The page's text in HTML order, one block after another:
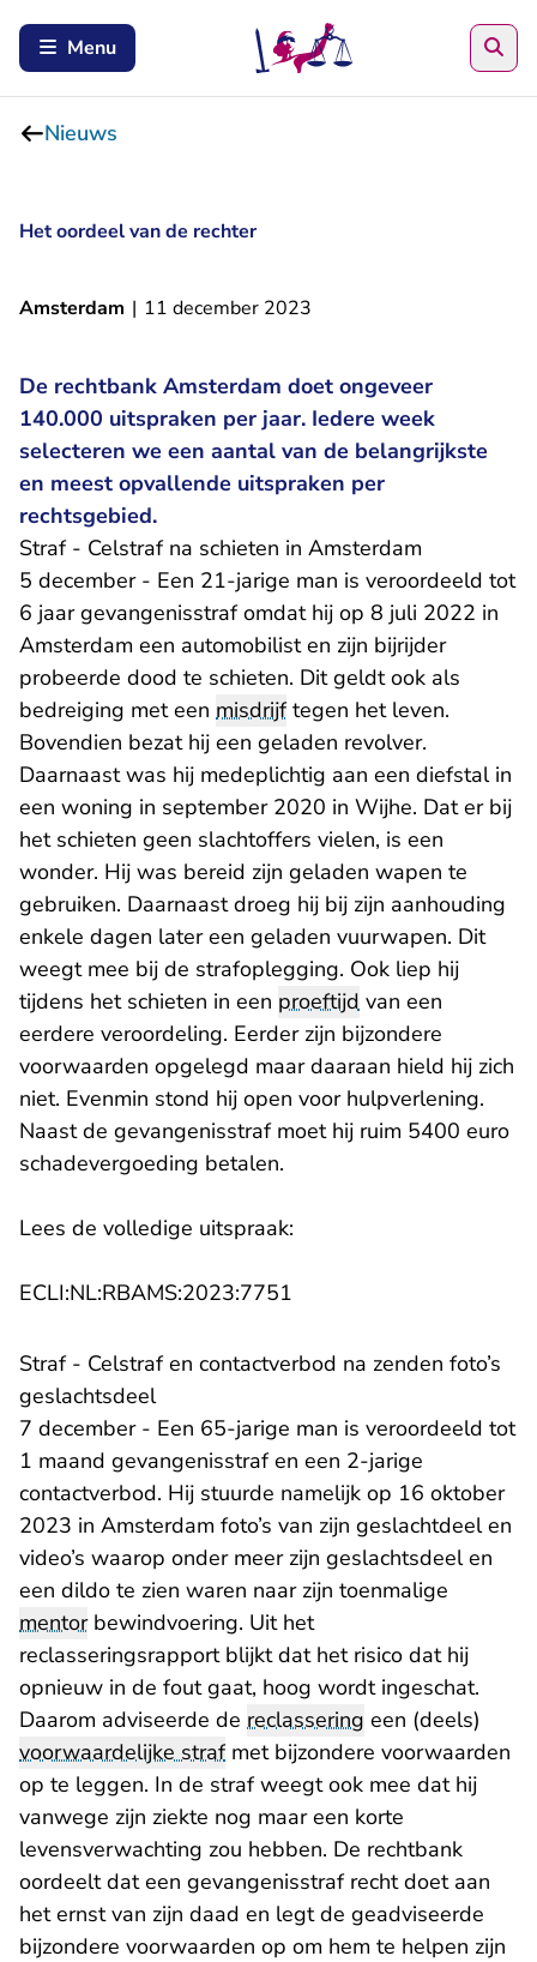
Menu
Nieuws
Het oordeel van de rechter
Amsterdam | 11 december 2023
De rechtbank Amsterdam doet ongeveer
140.000 uitspraken per jaar. Iedere week
selecteren we een aantal van de belangrijkste
en meest opvallende uitspraken per
rechtsgebied.
Straf - Celstraf na schieten in Amsterdam
5 december - Een 21-jarige man is veroordeeld tot
6 jaar gevangenisstraf omdat hij op 8 juli 2022 in
Amsterdam een automobilist en zijn bijrijder
probeerde dood te schieten. Dit geldt ook als
bedreiging met een misdrijftegen het leven.
Bovendien bezat hij een geladen revolver.
Daarnaast was hij medeplichtig aan een diefstal in
een woning in september 2020 in Wijhe. Dat er bij
het schieten geen slachtoffers vielen, is een
wonder. Hij was bereid zijn geladen wapen te
gebruiken. Daarnaast droeg hij bij zijn aanhouding
enkele dagen later een geladen vuurwapen. Dit
weegt mee bij de strafoplegging. Ook liep hij
tijdens het schieten in een proeftijd van een
eerdere veroordeling. Eerder zijn bijzondere
voorwaarden opgelegd maar daaraan hield hij zich
niet. Evenmin stond hij open voor hulpverlening.
Naast de gevangenisstraf moet hij ruim 5400 euro
schadevergoeding betalen.
Lees de volledige uitspraak:
ECLI:NL:RBAMS:2023:7751
Straf - Celstraf en contactverbod na zenden foto’s
geslachtsdeel
7 december - Een 65-jarige man is veroordeeld tot
1 maand gevangenisstraf en een 2-jarige
contactverbod. Hij stuurde namelijk op 16 oktober
2023 in Amsterdam foto’s van zijn geslachtdeel en
video’s waarop onder meer zijn geslachtsdeel en
een dildo te zien waren naar zijn toenmalige
mentorbewindvoering. Uit het
reclasseringsrapport blijkt dat het risico dat hij
opnieuw in de fout gaat, hoog wordt ingeschat.
Daarom adviseerde de reclassering een (deels)
voorwaardelijke strafmet bijzondere voorwaarden
op te leggen. In de straf weegt ook mee dat hij
vanwege zijn ziekte nog maar een korte
levensverwachting zou hebben. De rechtbank
oordeelt dat een gevangenisstraf recht doet aan
het ernst van zijn daad en legt de geadviseerde
bijzondere voorwaarden op om hem te helpen zijn